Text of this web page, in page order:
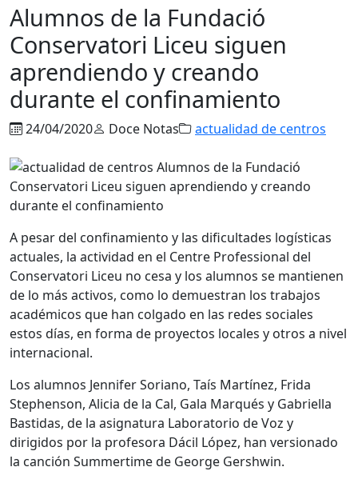
Alumnos de la Fundació
Conservatori Liceu siguen
aprendiendo y creando
durante el confinamiento
24/04/2020 Doce Notas actualidad de centros
A pesar del confinamiento y las dificultades logísticas
actuales, la actividad en el Centre Professional del
Conservatori Liceu no cesa y los alumnos se mantienen
de lo más activos, como lo demuestran los trabajos
académicos que han colgado en las redes sociales
estos días, en forma de proyectos locales y otros a nivel
internacional.
Los alumnos Jennifer Soriano, Taís Martínez, Frida
Stephenson, Alicia de la Cal, Gala Marqués y Gabriella
Bastidas, de la asignatura Laboratorio de Voz y
dirigidos por la profesora Dácil López, han versionado
la canción Summertime de George Gershwin.